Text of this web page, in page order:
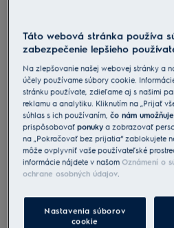
Vstavaná
700 GreenZone+
4.6 (28)
Benefity
Chladnička s mrazničkou 700
vitamínov.*
Ideálna vlhkosť vďaka automatickej
potravín.
Vnútorný materiál chladničky je
plastu.
Táto webová stránka používa
zabezpečenie lepšieho
Na zlepšovanie našej webovej stránky a
účely používame súbory cookie.
stránku používate, zdieľame aj s našimi
reklamu a analytiku. Kliknutím na „Prijať
súhlas s ich používaním,čo nám
prispôsobovaťponuky a zobrazovať
na „Pokračovať bez prijatia“ zablokujete
môže ovplyvniť vaše používateľské
informácie nájdete v našomOznámení o
ochrane osobných údajov.
Nastavenia súborov
cookie